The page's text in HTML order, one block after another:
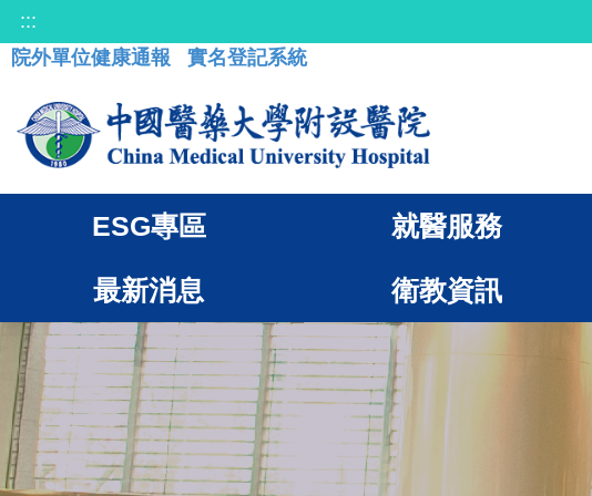
:::
院外單位健康通報
實名登記系統
ESG專區 就醫服務
最新消息 衛教資訊